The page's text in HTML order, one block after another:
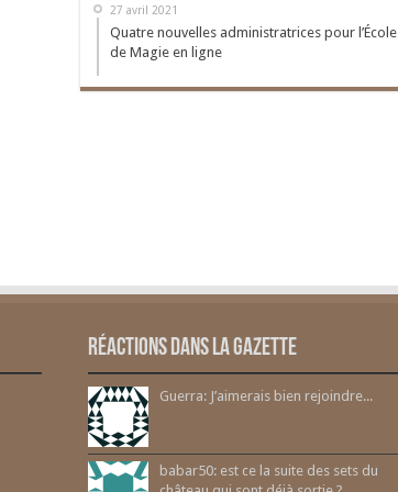
27 avril 2021
Quatre nouvelles administratrices pour l’École
de Magie en ligne
Réactions dans la gazette
Guerra: J’aimerais bien rejoindre...
babar50: est ce la suite des sets du